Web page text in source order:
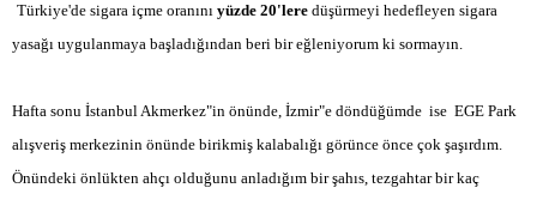
Türkiye'de sigara içme oranını yüzde 20'lere düşürmeyi hedefleyen sigara
yasağı uygulanmaya başladığından beri bir eğleniyorum ki sormayın.
Hafta sonu İstanbul Akmerkez"in önünde, İzmir"e döndüğümde ise EGE Park
alışveriş merkezinin önünde birikmiş kalabalığı görünce önce çok şaşırdım.
Önündeki önlükten ahçı olduğunu anladığım bir şahıs, tezgahtar bir kaç